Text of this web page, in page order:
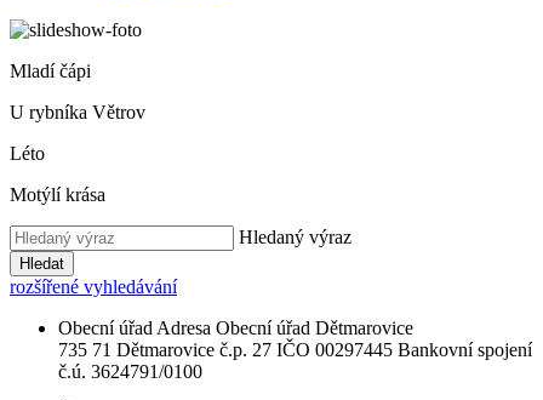
Mladí čápi
U rybníka Větrov
Léto
Motýlí krása
Hledaný výraz
Hledat
rozšířené vyhledávání
Obecní úřad Adresa Obecní úřad Dětmarovice
735 71 Dětmarovice č.p. 27 IČO 00297445 Bankovní spojení
č.ú. 3624791/0100